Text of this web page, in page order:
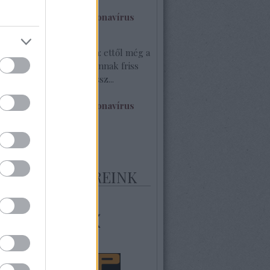
10:47
lesz a fizetés a koronavírus
@Jumbóka: ettől még a
Egy élő blogon vannak friss
Itt egy darab sincs hossz...
08:19
lesz a fizetés a koronavírus
PARTNEREINK